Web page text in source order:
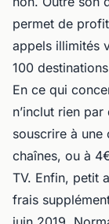
permet de
appels illimités
100
En ce qui
n’inclut rien
souscrire à
chaînes, ou à
TV. Enfin, petit
frais